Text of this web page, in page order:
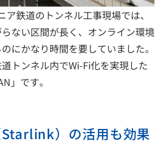
鉄道のトンネル工事現場では、
ない区間が長く、オンライン環境
にかなり時間を要していました。
トンネル内でWi-Fi化を実現した
」です。
）の活用も効果